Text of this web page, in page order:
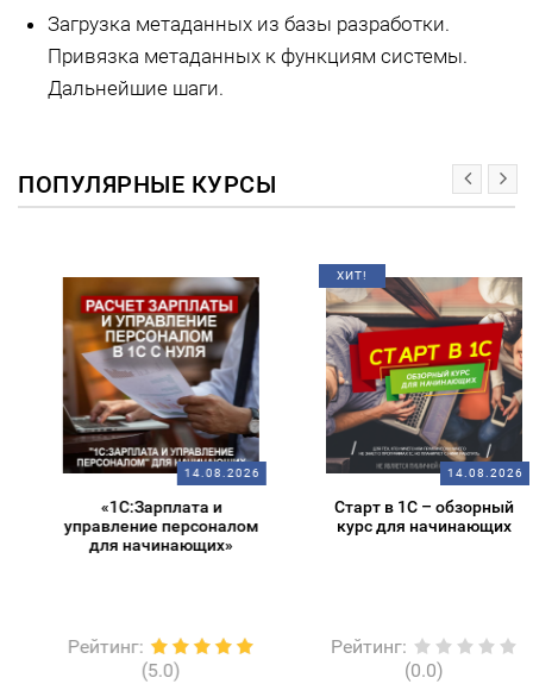
Загрузка метаданных из базы разработки.
Привязка метаданных к функциям системы.
Дальнейшие шаги.
ПОПУЛЯРНЫЕ КУРСЫ
14.08.2026
«1С:Зарплата и
управление персоналом
для начинающих»
Рейтинг:
(5.0)
ХИТ!
14.08.2026
Старт в 1С – обзорный
курс для начинающих
Рейтинг:
(0.0)